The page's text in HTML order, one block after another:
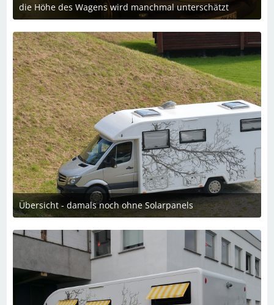
die Höhe des Wagens wird manchmal unterschätzt
8. Oktober 2024 um 22:06
Übersicht - damals noch ohne Solarpanels
1. August 2024 um 11:31